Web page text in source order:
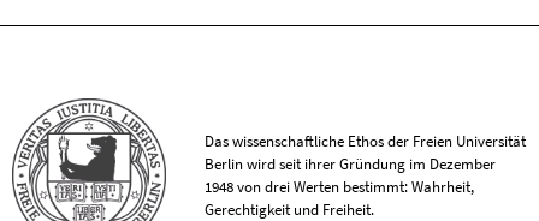
Das wissenschaftliche Ethos der Freien Universität
Berlin wird seit ihrer Gründung im Dezember
1948 von drei Werten bestimmt: Wahrheit,
Gerechtigkeit und Freiheit.